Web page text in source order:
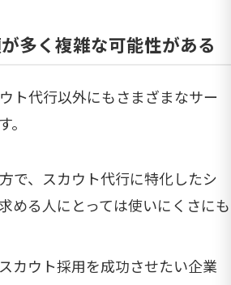
多く複雑な可能性がある
ト代行以外にもさまざまなサー
で、スカウト代行に特化したシ
める人にとっては使いにくさにも
カウト採用を成功させたい企業